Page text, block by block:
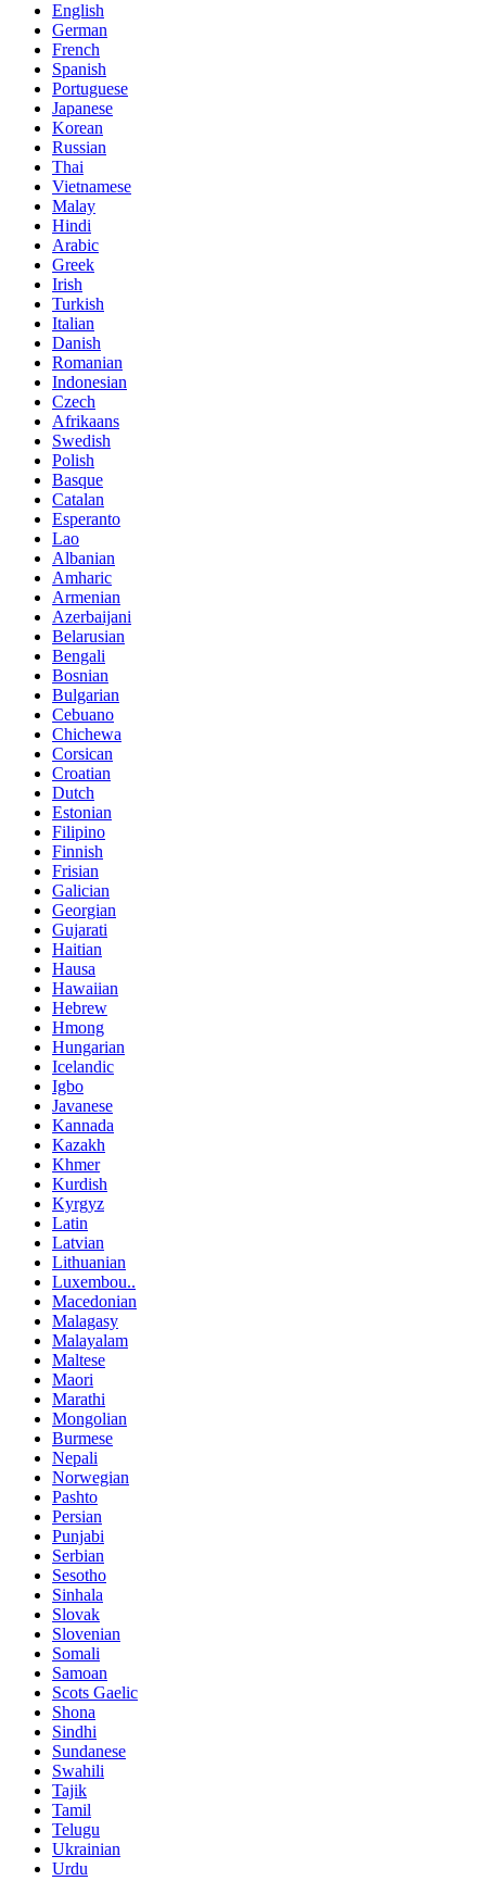
English
German
French
Spanish
Portuguese
Japanese
Korean
Russian
Thai
Vietnamese
Malay
Hindi
Arabic
Greek
Irish
Turkish
Italian
Danish
Romanian
Indonesian
Czech
Afrikaans
Swedish
Polish
Basque
Catalan
Esperanto
Lao
Albanian
Amharic
Armenian
Azerbaijani
Belarusian
Bengali
Bosnian
Bulgarian
Cebuano
Chichewa
Corsican
Croatian
Dutch
Estonian
Filipino
Finnish
Frisian
Galician
Georgian
Gujarati
Haitian
Hausa
Hawaiian
Hebrew
Hmong
Hungarian
Icelandic
Igbo
Javanese
Kannada
Kazakh
Khmer
Kurdish
Kyrgyz
Latin
Latvian
Lithuanian
Luxembou..
Macedonian
Malagasy
Malayalam
Maltese
Maori
Marathi
Mongolian
Burmese
Nepali
Norwegian
Pashto
Persian
Punjabi
Serbian
Sesotho
Sinhala
Slovak
Slovenian
Somali
Samoan
Scots Gaelic
Shona
Sindhi
Sundanese
Swahili
Tajik
Tamil
Telugu
Ukrainian
Urdu